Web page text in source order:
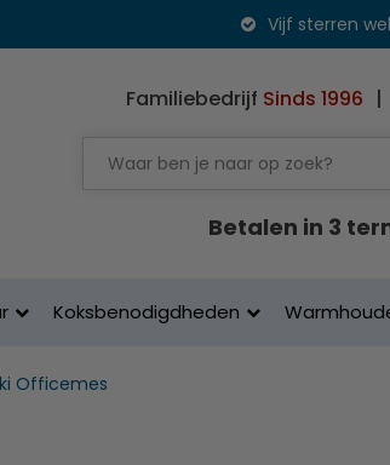
Vijf sterren
Familiebedrijf Sinds 1996 |
Betalen in 3
Koksbenodigdheden
Officemes